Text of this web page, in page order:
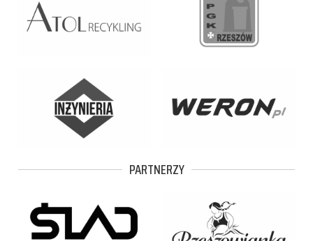
PARTNERZY